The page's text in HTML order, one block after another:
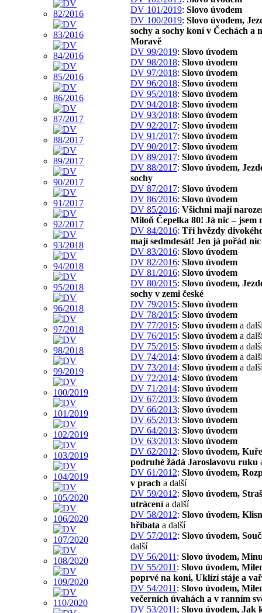
DV 101/2019: Slovo úvodem
DV 100/2019: Slovo úvodem,
sochy a sochy koní v Čechách a
Moravě
DV 99/2019: Slovo úvodem
DV 98/2018: Slovo úvodem
DV 97/2018: Slovo úvodem
DV 96/2018: Slovo úvodem
DV 95/2018: Slovo úvodem
DV 94/2018: Slovo úvodem
DV 93/2018: Slovo úvodem
DV 92/2017: Slovo úvodem
DV 91/2017: Slovo úvodem
DV 90/2017: Slovo úvodem
DV 89/2017: Slovo úvodem
DV 88/2017: Slovo úvodem,
sochy
DV 87/2017: Slovo úvodem
DV 86/2016: Slovo úvodem
DV 85/2016: Všichni mají
Miloň Čepelka 80! Já nic – jsem
DV 84/2016: Tři hvězdy
mají sedmdesát! Jen já pořád nic
DV 83/2016: Slovo úvodem
DV 82/2016: Slovo úvodem
DV 81/2016: Slovo úvodem
DV 80/2015: Slovo úvodem,
sochy v zemi české
DV 79/2015: Slovo úvodem
DV 78/2015: Slovo úvodem
DV 77/2015: Slovo úvodem a
DV 76/2015: Slovo úvodem a
DV 75/2015: Slovo úvodem a
DV 74/2014: Slovo úvodem a
DV 73/2014: Slovo úvodem a
DV 72/2014: Slovo úvodem
DV 71/2014: Slovo úvodem
DV 67/2013: Slovo úvodem
DV 66/2013: Slovo úvodem
DV 65/2013: Slovo úvodem
DV 64/2013: Slovo úvodem
DV 63/2013: Slovo úvodem
DV 62/2012: Slovo úvodem,
podruhé žádá Jaroslavovu ruku
DV 61/2012: Slovo úvodem,
v prach a další
DV 59/2012: Slovo úvodem,
utrácenía další
DV 58/2012: Slovo úvodem,
hříbata a další
DV 57/2012: Slovo úvodem,
další
DV 56/2011 : Slovo úvodem,
DV 55/2011 : Slovo úvodem,
poprvé na koni, Uklízí stáje a
DV 54/2011 : Slovo úvodem,
večerních úvahách a v ranním
DV 53/2011 : Slovo úvodem, Jak